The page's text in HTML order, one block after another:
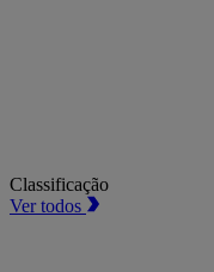
Classificação
Ver todos